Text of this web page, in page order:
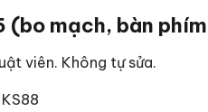
(bo mạch, bàn
viên. Không tự sửa.